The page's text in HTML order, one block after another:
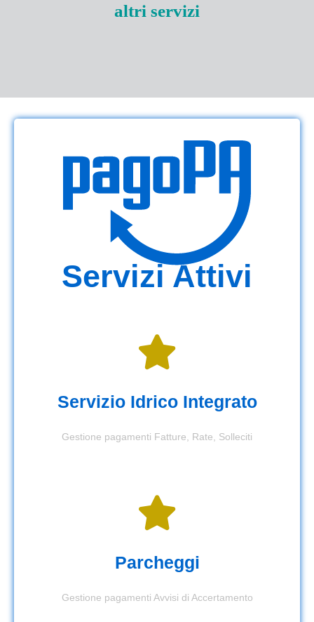
altri servizi
Servizi Attivi
Servizio Idrico Integrato
Gestione pagamenti Fatture, Rate, Solleciti
Parcheggi
Gestione pagamenti Avvisi di Accertamento